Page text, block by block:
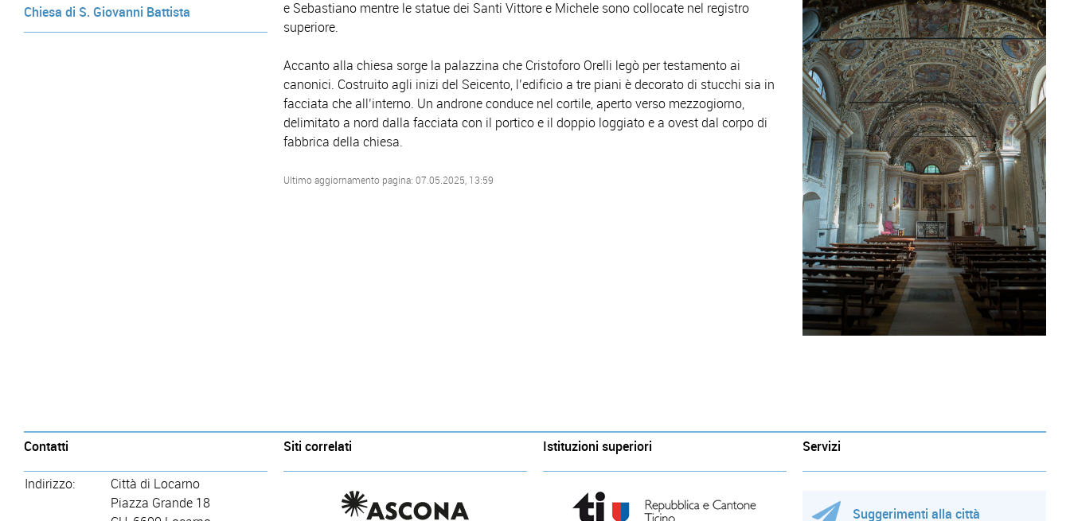
Chiesa di S. Giovanni Battista
e Sebastiano mentre le statue dei Santi Vittore e Michele sono collocate nel registro
superiore.
Accanto alla chiesa sorge la palazzina che Cristoforo Orelli legò per testamento ai
canonici. Costruito agli inizi del Seicento, l’edificio a tre piani è decorato di stucchi sia in
facciata che all’interno. Un androne conduce nel cortile, aperto verso mezzogiorno,
delimitato a nord dalla facciata con il portico e il doppio loggiato e a ovest dal corpo di
fabbrica della chiesa.
Ultimo aggiornamento pagina: 07.05.2025, 13:59
Contatti
Indirizzo:
Città di Locarno
Piazza Grande 18
Siti correlati Istituzioni superiori Servizi
Suggerimenti alla città